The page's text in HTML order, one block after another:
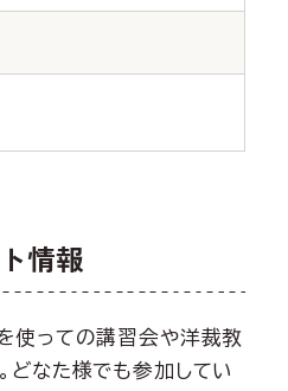
情報
使っての講習会や洋裁教
どなた様でも参加してい